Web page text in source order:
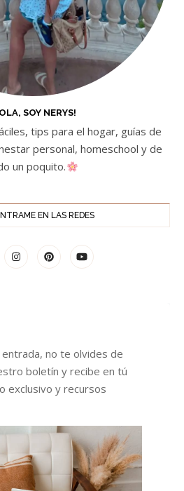
SOY NERYS!
tips para el hogar, guías de
personal, homeschool y de
un poquito.
EN LAS REDES
no te olvides de
boletín y recibe en tú
exclusivo y recursos